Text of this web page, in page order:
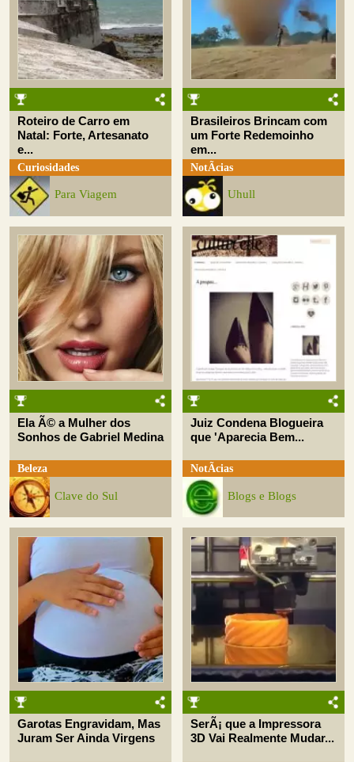
Roteiro de Carro em
Natal: Forte, Artesanato
e...
Curiosidades
Para Viagem
Brasileiros Brincam com
um Forte Redemoinho
em...
NotÃ­cias
Uhull
Ela Ã© a Mulher dos
Sonhos de Gabriel Medina
Beleza
Clave do Sul
Juiz Condena Blogueira
que 'Aparecia Bem...
NotÃ­cias
Blogs e Blogs
Garotas Engravidam, Mas
Juram Ser Ainda Virgens
SerÃ¡ que a Impressora
3D Vai Realmente Mudar...